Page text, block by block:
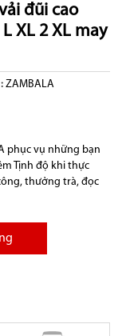
đũi cao
XL 2 XL may
ZAMBALA
phục vụ những bạn
Tịnh độ khi thực
thưởng trà, đọc